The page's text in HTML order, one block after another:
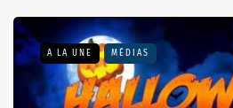
A LA UNE MÉDIAS